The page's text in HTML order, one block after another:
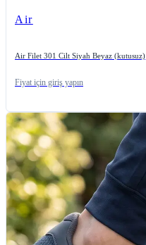
Air
Air Filet 301 Cilt Siyah Beyaz (kutusuz)
Fiyat için giriş yapın